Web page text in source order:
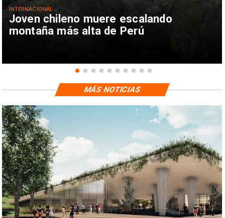
Joven chileno muere escalando
montaña más alta de Perú
INTERNACIONAL
MÁS NOTICIAS